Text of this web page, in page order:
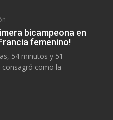
bicampeona en
femenino!
54 minutos y 51
consagró como la